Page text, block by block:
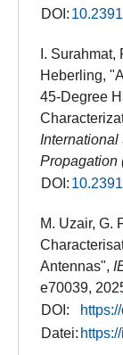
DOI:
I. Surahmat,
Heberling,
45-Degree
International
Propagation
DOI:
M. Uzair, G.
Antennas",
e70039,
DOI:
Datei: